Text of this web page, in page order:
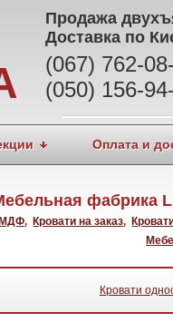
Продажа
Доставка по
(067) 762-
(050) 156-
Оплата и
фабрика
МДФ, Кровати на заказ,
Кровати